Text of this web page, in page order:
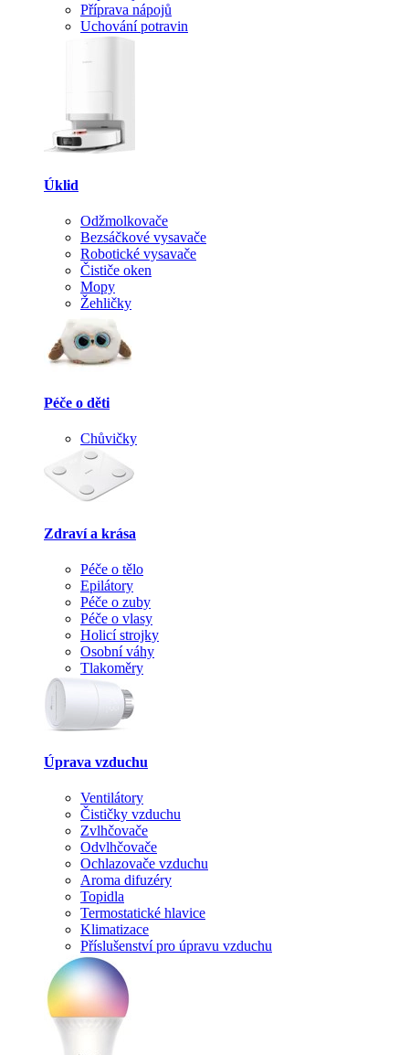
Příprava nápojů
Uchování potravin
Úklid
Odžmolkovače
Bezsáčkové vysavače
Robotické vysavače
Čističe oken
Mopy
Žehličky
Péče o děti
Chůvičky
Zdraví a krása
Péče o tělo
Epilátory
Péče o zuby
Péče o vlasy
Holicí strojky
Osobní váhy
Tlakoměry
Úprava vzduchu
Ventilátory
Čističky vzduchu
Zvlhčovače
Odvlhčovače
Ochlazovače vzduchu
Aroma difuzéry
Topidla
Termostatické hlavice
Klimatizace
Příslušenství pro úpravu vzduchu